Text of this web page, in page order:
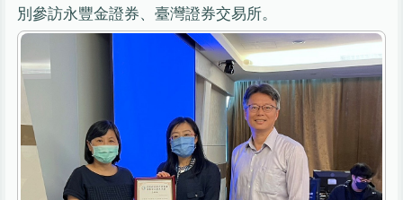
別參訪永豐金證券、臺灣證券交易所。